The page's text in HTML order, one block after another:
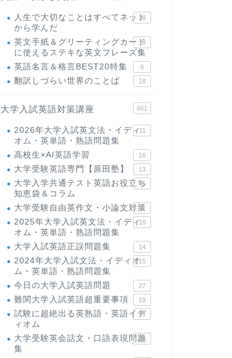
人生で大切なことはすべてネット
から学んだ
23
英文手紙＆グリーティングカード
に使えるステキな英文フレーズ集
19
英語名言＆格言BEST20特集 6
翻訳しづらい世界のことば 18
大学入試英語対策講座 661
2026年大学入試英文法・イディ
オム・英単語・熟語問題集
11
高校生×AI英語学習 16
大学受験英語専門【原田塾】 13
大学入学共通テスト英語お役立ち
知恵袋＆コラム
45
大学受験自由英作文・小論文対策
8
2025年大学入試英文法・イディ
オム・英単語・熟語問題集
18
大学入試英語正誤問題集 14
2024年大学入試文法・イディオ
ム・英単語・熟語問題集
15
今日の大学入試英語問題 27
難関大学入試英語超重要事項 19
試験に超絶出る英熟語・英語イデ
ィオム
71
大学受験英会話文・口語表現問題
集
35